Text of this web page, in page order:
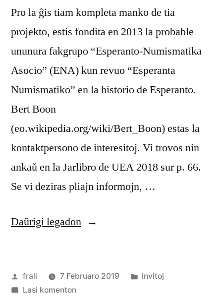
Pro la ĝis tiam kompleta manko de tia
projekto, estis fondita en 2013 la probable
ununura fakgrupo “Esperanto-Numismatika
Asocio” (ENA) kun revuo “Esperanta
Numismatiko” en la historio de Esperanto.
Bert Boon
(eo.wikipedia.org/wiki/Bert_Boon) estas la
kontaktpersono de interesitoj. Vi trovos nin
ankaŭ en la Jarlibro de UEA 2018 sur p. 66.
Se vi deziras pliajn informojn, …
Daŭrigi legadon“Esperanto-
Afiŝita
de
frali 7 Februaro 2019
Afiŝita
invitoj
Lasi komentonpri